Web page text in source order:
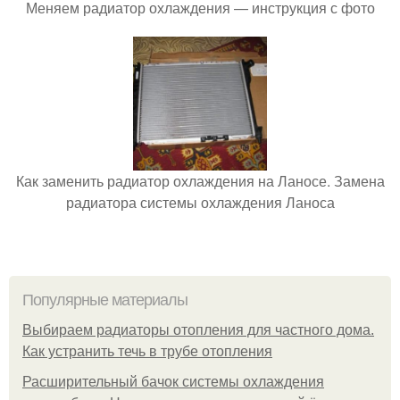
Меняем радиатор охлаждения — инструкция с фото
Как заменить радиатор охлаждения на Ланосе. Замена
радиатора системы охлаждения Ланоса
Популярные материалы
Выбираем радиаторы отопления для частного дома.
Как устранить течь в трубе отопления
Расширительный бачок системы охлаждения